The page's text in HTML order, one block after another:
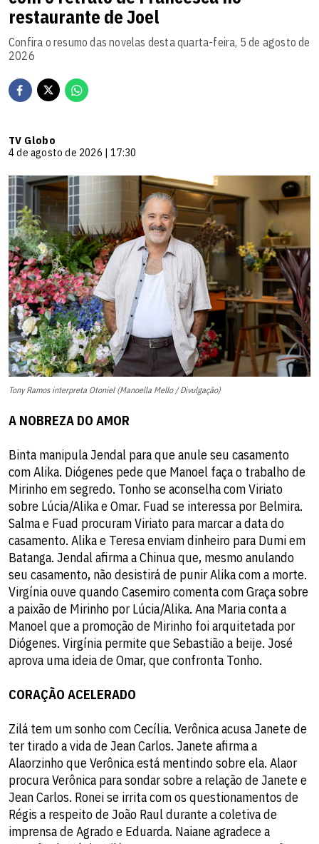
restaurante de Joel
Confira o resumo das novelas desta quarta-feira, 5 de agosto de
2026
TV Globo
4 de agosto de 2026 | 17:30
Tony Ramos interpreta Otoniel (Manoella Mello / Divulgação)
A NOBREZA DO AMOR
Binta manipula Jendal para que anule seu casamento
com Alika. Diógenes pede que Manoel faça o trabalho de
Mirinho em segredo. Tonho se aconselha com Viriato
sobre Lúcia/Alika e Omar. Fuad se interessa por Belmira.
Salma e Fuad procuram Viriato para marcar a data do
casamento. Alika e Teresa enviam dinheiro para Dumi em
Batanga. Jendal afirma a Chinua que, mesmo anulando
seu casamento, não desistirá de punir Alika com a morte.
Virgínia ouve quando Casemiro comenta com Graça sobre
a paixão de Mirinho por Lúcia/Alika. Ana Maria conta a
Manoel que a promoção de Mirinho foi arquitetada por
Diógenes. Virgínia permite que Sebastião a beije. José
aprova uma ideia de Omar, que confronta Tonho.
CORAÇÃO ACELERADO
Zilá tem um sonho com Cecília. Verônica acusa Janete de
ter tirado a vida de Jean Carlos. Janete afirma a
Alaorzinho que Verônica está mentindo sobre ela. Alaor
procura Verônica para sondar sobre a relação de Janete e
Jean Carlos. Ronei se irrita com os questionamentos de
Régis a respeito de João Raul durante a coletiva de
imprensa de Agrado e Eduarda. Naiane agradece a